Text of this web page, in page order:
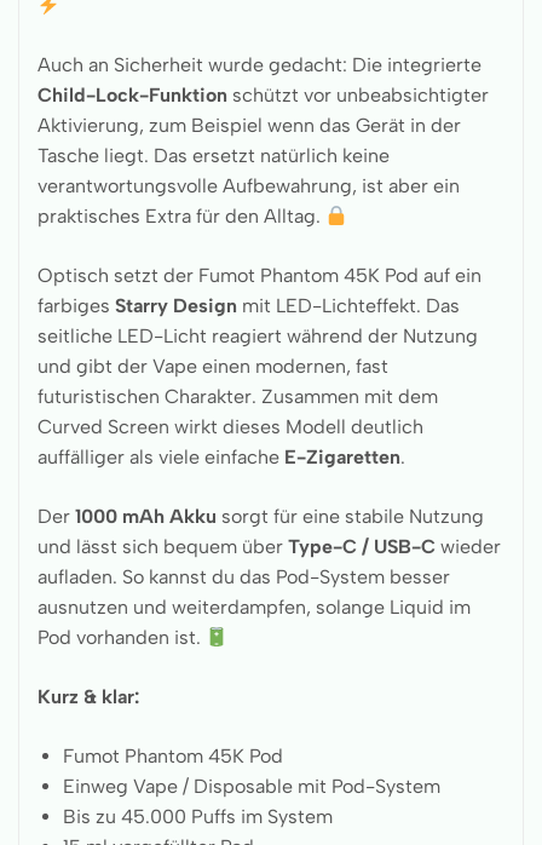
Auch an Sicherheit wurde gedacht: Die integrierte
Child-Lock-Funktion schützt vor unbeabsichtigter
Aktivierung, zum Beispiel wenn das Gerät in der
Tasche liegt. Das ersetzt natürlich keine
verantwortungsvolle Aufbewahrung, ist aber ein
praktisches Extra für den Alltag.
Optisch setzt der Fumot Phantom 45K Pod auf ein
farbiges Starry Design mit LED-Lichteffekt. Das
seitliche LED-Licht reagiert während der Nutzung
und gibt der Vape einen modernen, fast
futuristischen Charakter. Zusammen mit dem
Curved Screen wirkt dieses Modell deutlich
auffälliger als viele einfache E-Zigaretten.
Der 1000 mAh Akku sorgt für eine stabile Nutzung
und lässt sich bequem über Type-C / USB-C wieder
aufladen. So kannst du das Pod-System besser
ausnutzen und weiterdampfen, solange Liquid im
Pod vorhanden ist.
Kurz & klar:
Fumot Phantom 45K Pod
Einweg Vape / Disposable mit Pod-System
Bis zu 45.000 Puffs im System